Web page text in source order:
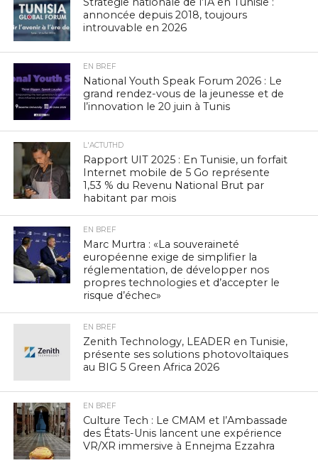
annoncée depuis 2018, toujours
introuvable en 2026
EN BREF
National Youth Speak Forum 2026 : Le
grand rendez-vous de la jeunesse et de
l’innovation le 20 juin à Tunis
L'ACTUTHD
Rapport UIT 2025 : En Tunisie, un forfait
Internet mobile de 5 Go représente
1,53 % du Revenu National Brut par
habitant par mois
EN BREF
Marc Murtra : «La souveraineté
européenne exige de simplifier la
réglementation, de développer nos
propres technologies et d’accepter le
risque d’échec»
EN BREF
Zenith Technology, LEADER en Tunisie,
présente ses solutions photovoltaïques
au BIG 5 Green Africa 2026
EN BREF
Culture Tech : Le CMAM et l’Ambassade
des États-Unis lancent une expérience
VR/XR immersive à Ennejma Ezzahra